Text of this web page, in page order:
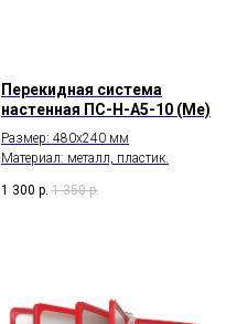
Перекидная система
настенная ПС-Н-А5-10 (Ме)
Размер: 480х240 мм
Материал: металл, пластик.
1 300 р. 1 350 р.